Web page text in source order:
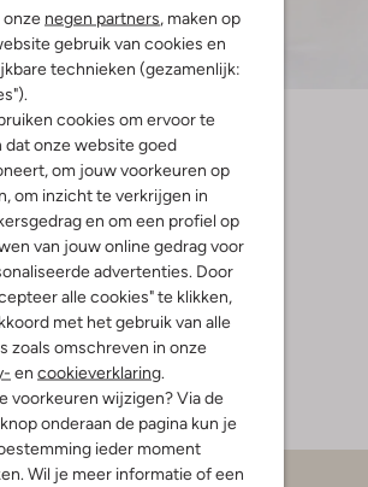
onze negen partners, maken op
gebruik van cookies en
technieken (gezamenlijk:
cookies om ervoor te
dat onze website goed
om jouw voorkeuren op
om inzicht te verkrijgen in
en om een profiel op
van jouw online gedrag voor
advertenties. Door
alle cookies" te klikken,
met het gebruik van alle
zoals omschreven in onze
en cookieverklaring.
voorkeuren wijzigen? Via de
onderaan de pagina kun je
ieder moment
Wil je meer informatie of een
Laatste items
-60%
Short
€ 109,95
Broeken Dames